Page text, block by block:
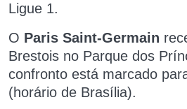
Ligue 1.
O Paris Saint-Germain
Brestois no Parque dos
confronto está marcado
(horário de Brasília).